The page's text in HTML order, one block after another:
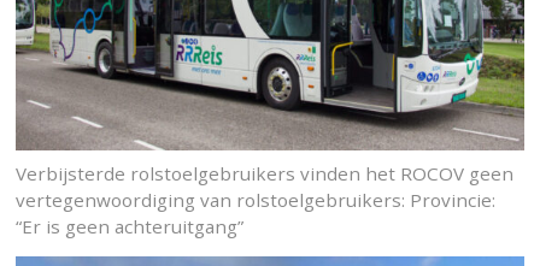
Verbijsterde rolstoelgebruikers vinden het ROCOV geen
vertegenwoordiging van rolstoelgebruikers: Provincie:
“Er is geen achteruitgang”